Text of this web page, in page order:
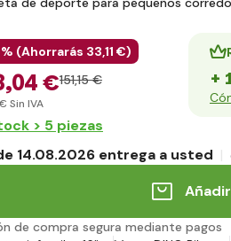
(Ahorrarás 33,11 €)
,04 €151,15 €
Sin IVA
+
> 5 piezas
14.08.2026 entrega a usted
de compra segura mediante pagos